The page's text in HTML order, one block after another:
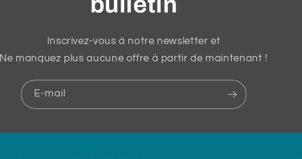
Inscrivez-vous à notre newsletter et
Ne manquez plus aucune offre à partir de maintenant !
E-mail